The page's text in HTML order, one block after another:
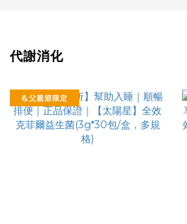
代謝消化
💪父親節限定